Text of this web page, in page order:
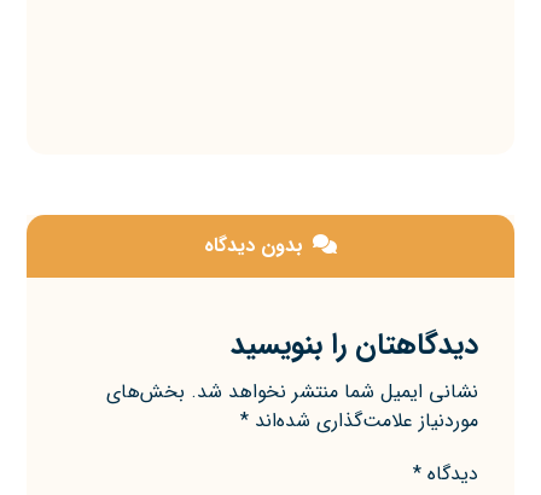
بدون دیدگاه
دیدگاهتان را بنویسید
نشانی ایمیل شما منتشر نخواهد شد. بخش‌های
موردنیاز علامت‌گذاری شده‌اند*
دیدگاه*